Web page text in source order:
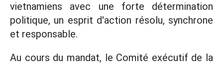
vietnamiens avec une forte détermination
politique, un esprit d'action résolu, synchrone
et responsable.
Au cours du mandat, le Comité exécutif de la